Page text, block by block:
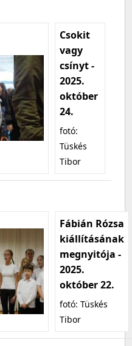
Csokit
vagy
csínyt -
2025.
október
24.
fotó:
Tüskés
Tibor
Fábián Rózsa
kiállításának
megnyitója -
2025.
október 22.
fotó: Tüskés
Tibor